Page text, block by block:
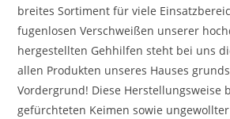
breites Sortiment für viele
fugenlosen Verschweißen unserer
hergestellten Gehhilfen steht bei uns
allen Produkten unseres Hauses
Vordergrund! Diese Herstellungsweise
gefürchteten Keimen sowie